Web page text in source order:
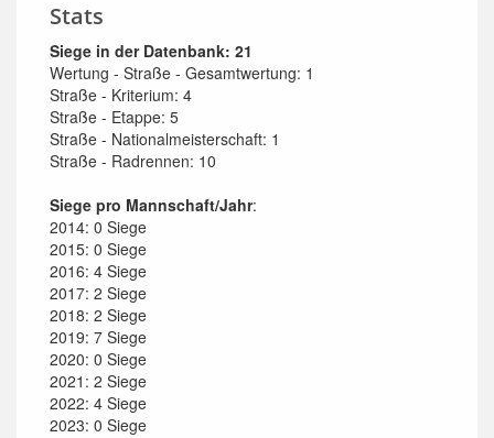
Stats
Siege in der Datenbank: 21
Wertung - Straße - Gesamtwertung: 1
Straße - Kriterium: 4
Straße - Etappe: 5
Straße - Nationalmeisterschaft: 1
Straße - Radrennen: 10
Siege pro Mannschaft/Jahr:
2014: 0 Siege
2015: 0 Siege
2016: 4 Siege
2017: 2 Siege
2018: 2 Siege
2019: 7 Siege
2020: 0 Siege
2021: 2 Siege
2022: 4 Siege
2023: 0 Siege